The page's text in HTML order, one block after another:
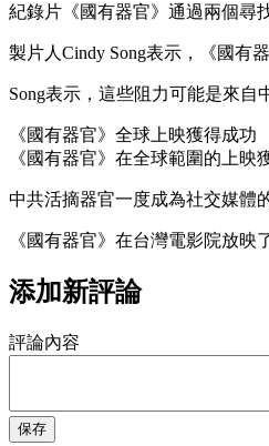
紀錄片《國有器官》通過兩個尋
製片人Cindy Song表示，《國有
Song表示，這些阻力可能是來自
《國有器官》全球上映獲得成功
《國有器官》在全球範圍的上
中共活摘器官一度成為社交媒體
《國有器官》在台灣電影院放
添加新評論
評論內容
保存